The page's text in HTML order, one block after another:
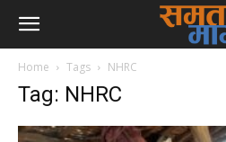
Home Tags NHRC
Tag: NHRC